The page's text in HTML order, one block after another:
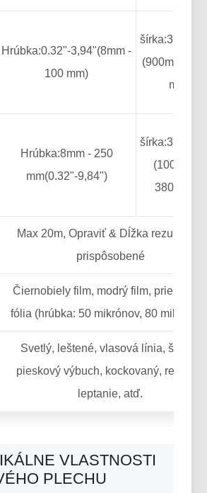
Hrúbka:0.32"-3,94"(8mm -
100 mm)
šírka:35.4"-
(900mm -
mm)
Hrúbka:8mm - 250
mm(0.32"-9,84")
šírka:39.4"-
(1000mm -
3800 mm)
Max 20m, Opraviť & Dĺžka rezu alebo
prispôsobené
Čiernobiely film, modrý film,
fólia (hrúbka: 50 mikrónov, 80
Svetlý, leštené, vlasová línia, štetec,
pieskový výbuch, kockovaný, reliéfne,
leptanie, atď.
VLASTNOSTI
PLECHU